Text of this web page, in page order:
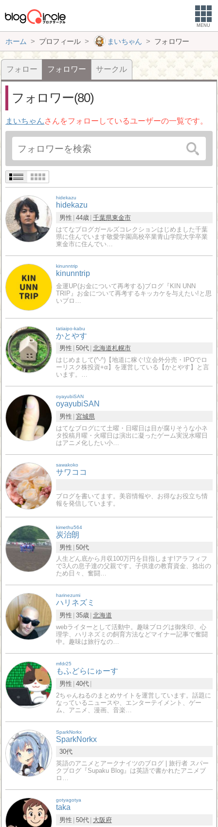
MENU
ホーム プロフィール まいちゃん フォロワー
フォロー フォロワー サークル
フォロワー(80)
まいちゃんさんをフォローしているユーザーの一覧です。
hidekazu
hidekazu
男性 44歳 千葉県東金市
はてなブログガールズコレクションはじめました千葉
県に住んでいます敬愛学園高校卒業青山学院大学卒業
東金市に住んでい…
kinunntrip
kinunntrip
金運UP(お金について再考する)ブログ『KIN UNN
TRIP』お金について再考するキッカケを与えたい!と思
いブロ…
tatiaipo-kabu
かとやす
男性 50代 北海道札幌市
はじめまして(^-^)【地道に稼ぐ!立会外分売・IPOでロ
ーリスク株投資+α】を運営している【かとやす】と言
います。…
oyayubiSAN
oyayubiSAN
男性 宮城県
はてなブログにて土曜・日曜日は目が腐りそうな小ネ
タ投稿月曜・火曜日は演出に凝ったゲーム実況水曜日
はアニメ化したい小…
sawakoko
サワココ
ブログを書いてます。美容情報や、お得なお役立ち情
報を発信しています。
kimethu564
炭治朗
男性 50代
人生どん底から月収100万円を目指します!アラフィフ
で3人の息子達の父親です。子供達の教育資金、捻出の
ため日々、奮闘…
harinezumi
ハリネズミ
男性 35歳 北海道
webライターとして活動中。趣味ブログは御朱印、心
理学、ハリネズミの飼育方法などマイナー記事で奮闘
中。趣味は旅行なの…
mfdr25
もふどらにゅーす
男性 40代
2ちゃんねるのまとめサイトを運営しています。話題に
なっているニュースや、エンターテイメント、ゲー
ム、アニメ、漫画、音楽…
SparkNorkx
SparkNorkx
30代
英語のアニメとアークナイツのブログ | 旅行者 スパー
クブログ『Supaku Blog』は英語で書かれたアニメブ
ロ…
gotyagotya
taka
男性 50代
大阪府